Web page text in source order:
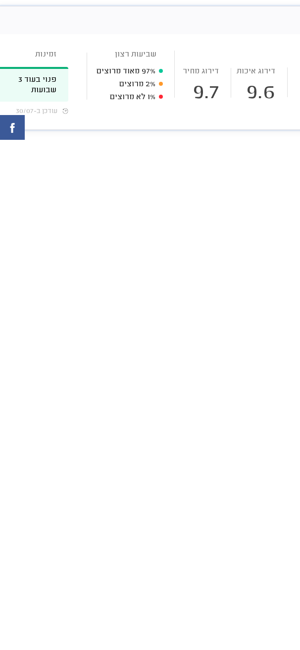
דירוג איכות
9.6
דירוג מחיר
9.7
שביעות רצון
97% מאוד מרוצים
2% מרוצים
1% לא מרוצים
זמינות
פנוי בעוד 3
שבועות
עודכן ב-30/07